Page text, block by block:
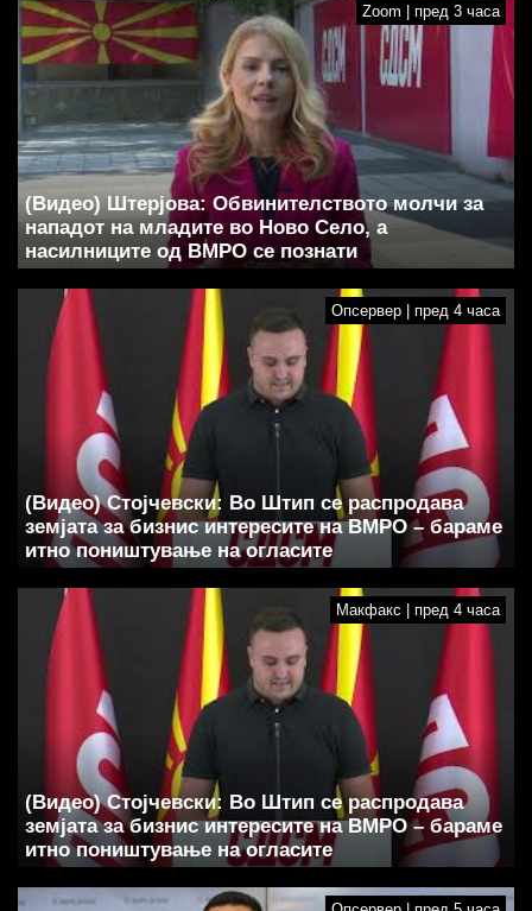
Zoom | пред 3 часа
(Видео) Штерјова: Обвинителството молчи за
нападот на младите во Ново Село, а
насилниците од ВМРО се познати
Опсервер | пред 4 часа
(Видео) Стојчевски: Во Штип се распродава
земјата за бизнис интересите на ВМРО – бараме
итно поништување на огласите
Макфакс | пред 4 часа
(Видео) Стојчевски: Во Штип се распродава
земјата за бизнис интересите на ВМРО – бараме
итно поништување на огласите